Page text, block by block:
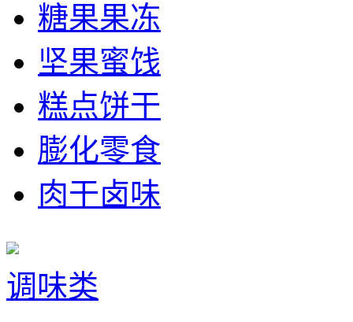
糖果果冻
坚果蜜饯
糕点饼干
膨化零食
肉干卤味
调味类